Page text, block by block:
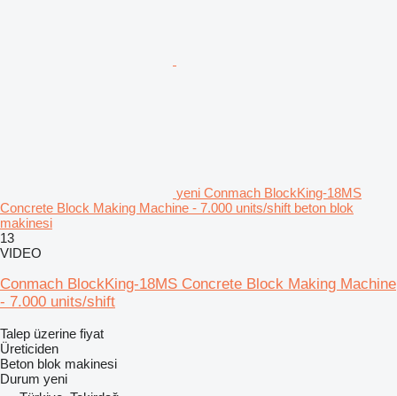
yeni Conmach BlockKing-18MS
Concrete Block Making Machine - 7.000 units/shift beton blok
makinesi
13
VIDEO
Conmach BlockKing-18MS Concrete Block Making Machine
- 7.000 units/shift
Talep üzerine fiyat
Üreticiden
Beton blok makinesi
Durum yeni